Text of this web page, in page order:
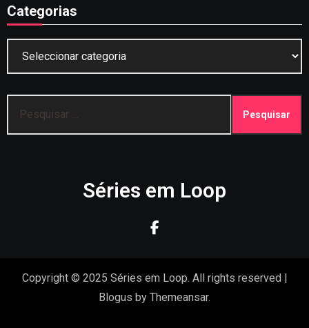
Categorias
por:
Séries em Loop
Copyright © 2025 Séries em Loop. All rights reserved |
Blogus by Themeansar.